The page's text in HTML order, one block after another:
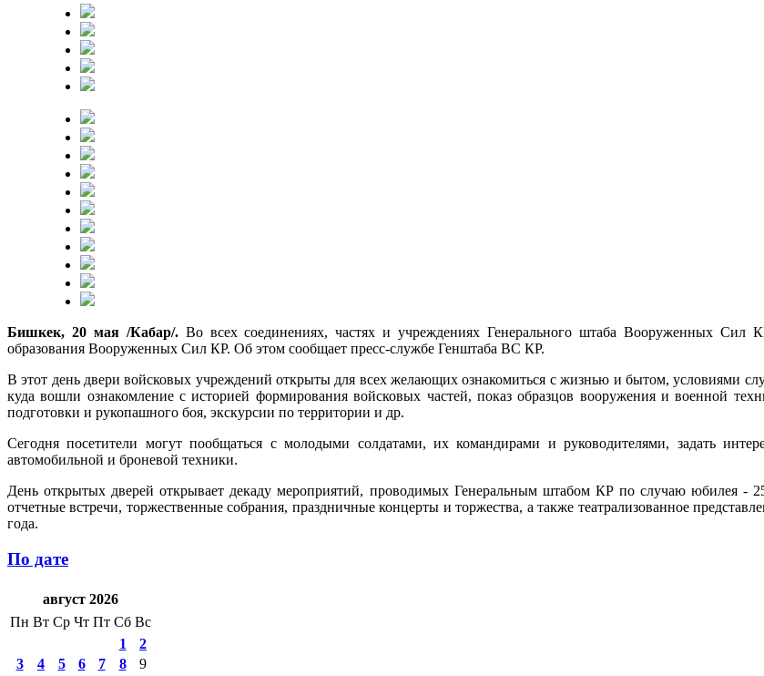
Бишкек, 20 мая /Кабар/.Во всех соединениях, частях и учреждениях Генерального штаба Вооруженных Сил
образования Вооруженных Сил КР. Об этом сообщает пресс-службе Генштаба ВС КР.
В этот день двери войсковых учреждений открыты для всех желающих ознакомиться с жизнью и бытом, условиями
куда вошли ознакомление с историей формирования войсковых частей, показ образцов вооружения и военной
подготовки и рукопашного боя, экскурсии по территории и др.
Сегодня посетители могут пообщаться с молодыми солдатами, их командирами и руководителями, задать
автомобильной и броневой техники.
День открытых дверей открывает декаду мероприятий, проводимых Генеральным штабом КР по случаю юбилея
отчетные встречи, торжественные собрания, праздничные концерты и торжества, а также театрализованное
года.
По дате
август 2026
Пн Вт Ср Чт Пт Сб Вс
1
2
3
4 5 6 7 8 9